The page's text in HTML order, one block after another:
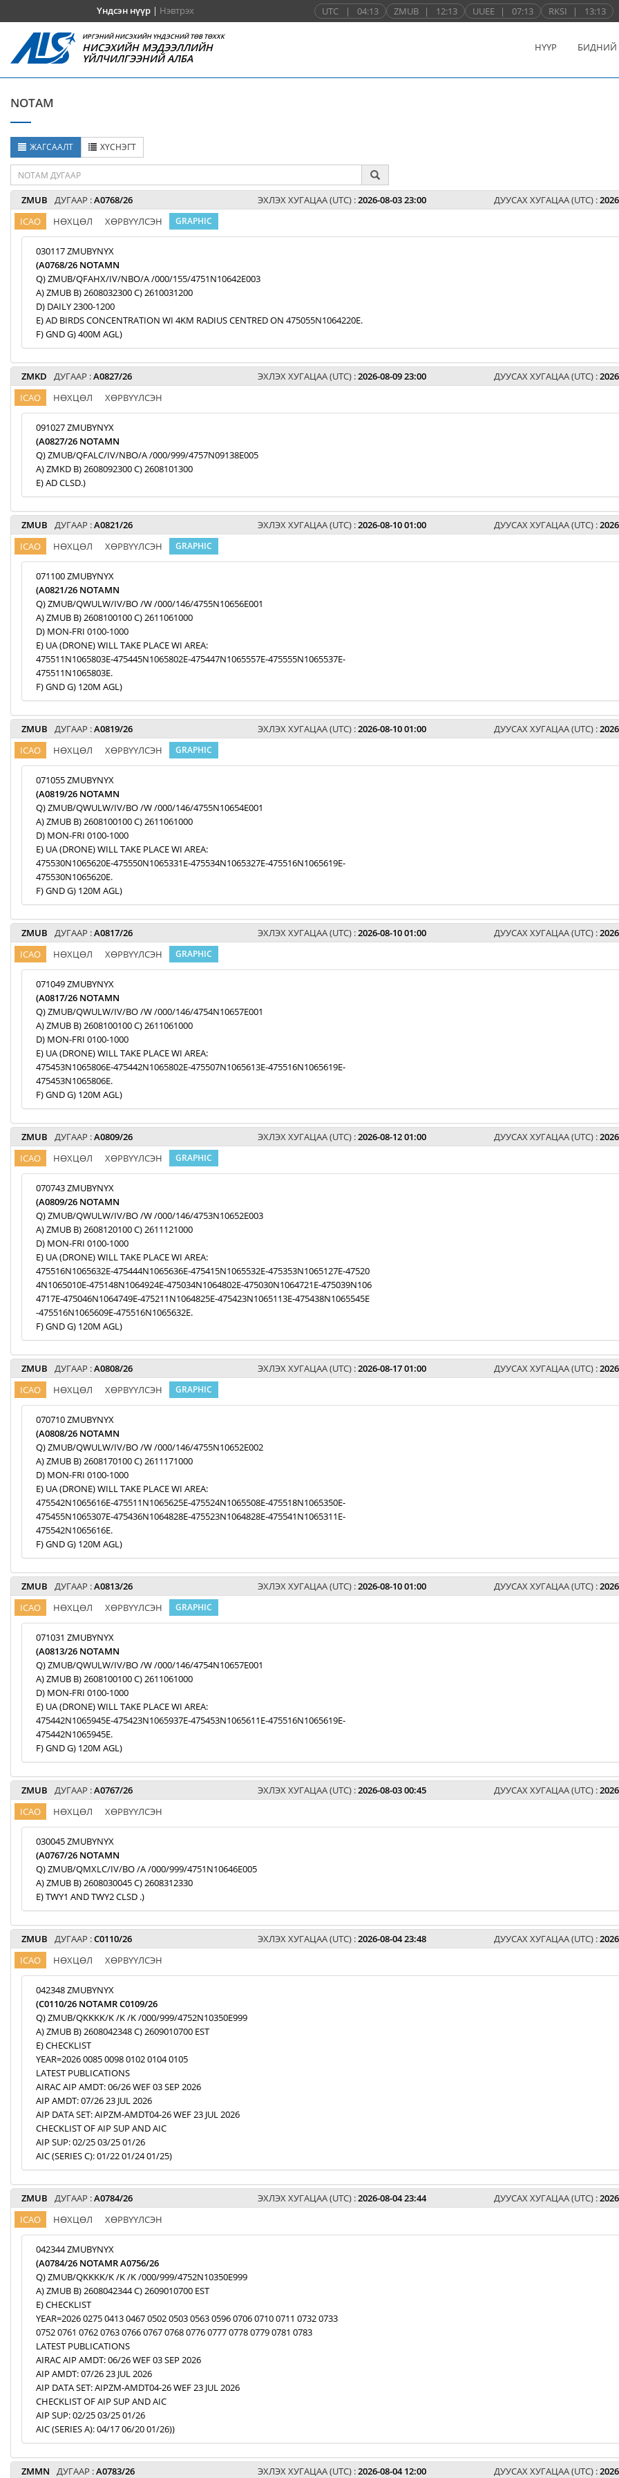
Үндсэн нүүр| Нэвтрэх UTC | 04:13 ZMUB | 12:13 UUEE | 07:13 RKSI | 13:13
ИРГЭНИЙ НИСЭХИЙН ҮНДЭСНИЙ ТӨВ ТӨХХК
НИСЭХИЙН МЭДЭЭЛЛИЙН
ҮЙЛЧИЛГЭЭНИЙ АЛБА
НҮҮР БИДНИЙ
NOTAM
ЖАГСААЛТ ХҮСНЭГТ
ZMUB ДУГААР :A0768/26 ЭХЛЭХ ХУГАЦАА (UTC) :2026-08-03 23:00 ДУУСАХ ХУГАЦАА (UTC) :
ICAO НӨХЦӨЛ ХӨРВҮҮЛСЭН GRAPHIC
030117 ZMUBYNYX
(A0768/26 NOTAMN
Q) ZMUB/QFAHX/IV/NBO/A /000/155/4751N10642E003
A) ZMUB B) 2608032300 C) 2610031200
D) DAILY 2300-1200
E) AD BIRDS CONCENTRATION WI 4KM RADIUS CENTRED ON 475055N1064220E.
F) GND G) 400M AGL)
ZMKD ДУГААР :A0827/26 ЭХЛЭХ ХУГАЦАА (UTC) :2026-08-09 23:00 ДУУСАХ ХУГАЦАА (UTC) :
ICAO НӨХЦӨЛ ХӨРВҮҮЛСЭН
091027 ZMUBYNYX
(A0827/26 NOTAMN
Q) ZMUB/QFALC/IV/NBO/A /000/999/4757N09138E005
A) ZMKD B) 2608092300 C) 2608101300
E) AD CLSD.)
ZMUB ДУГААР :A0821/26 ЭХЛЭХ ХУГАЦАА (UTC) :2026-08-10 01:00 ДУУСАХ ХУГАЦАА (UTC) :
ICAO НӨХЦӨЛ ХӨРВҮҮЛСЭН GRAPHIC
071100 ZMUBYNYX
(A0821/26 NOTAMN
Q) ZMUB/QWULW/IV/BO /W /000/146/4755N10656E001
A) ZMUB B) 2608100100 C) 2611061000
D) MON-FRI 0100-1000
E) UA (DRONE) WILL TAKE PLACE WI AREA:
475511N1065803E-475445N1065802E-475447N1065557E-475555N1065537E-
475511N1065803E.
F) GND G) 120M AGL)
ZMUB ДУГААР :A0819/26 ЭХЛЭХ ХУГАЦАА (UTC) :2026-08-10 01:00 ДУУСАХ ХУГАЦАА (UTC) :
ICAO НӨХЦӨЛ ХӨРВҮҮЛСЭН GRAPHIC
071055 ZMUBYNYX
(A0819/26 NOTAMN
Q) ZMUB/QWULW/IV/BO /W /000/146/4755N10654E001
A) ZMUB B) 2608100100 C) 2611061000
D) MON-FRI 0100-1000
E) UA (DRONE) WILL TAKE PLACE WI AREA:
475530N1065620E-475550N1065331E-475534N1065327E-475516N1065619E-
475530N1065620E.
F) GND G) 120M AGL)
ZMUB ДУГААР :A0817/26 ЭХЛЭХ ХУГАЦАА (UTC) :2026-08-10 01:00 ДУУСАХ ХУГАЦАА (UTC) :
ICAO НӨХЦӨЛ ХӨРВҮҮЛСЭН GRAPHIC
071049 ZMUBYNYX
(A0817/26 NOTAMN
Q) ZMUB/QWULW/IV/BO /W /000/146/4754N10657E001
A) ZMUB B) 2608100100 C) 2611061000
D) MON-FRI 0100-1000
E) UA (DRONE) WILL TAKE PLACE WI AREA:
475453N1065806E-475442N1065802E-475507N1065613E-475516N1065619E-
475453N1065806E.
F) GND G) 120M AGL)
ZMUB ДУГААР :A0809/26 ЭХЛЭХ ХУГАЦАА (UTC) :2026-08-12 01:00 ДУУСАХ ХУГАЦАА (UTC) :
ICAO НӨХЦӨЛ ХӨРВҮҮЛСЭН GRAPHIC
070743 ZMUBYNYX
(A0809/26 NOTAMN
Q) ZMUB/QWULW/IV/BO /W /000/146/4753N10652E003
A) ZMUB B) 2608120100 C) 2611121000
D) MON-FRI 0100-1000
E) UA (DRONE) WILL TAKE PLACE WI AREA:
475516N1065632E-475444N1065636E-475415N1065532E-475353N1065127E-47520
4N1065010E-475148N1064924E-475034N1064802E-475030N1064721E-475039N106
4717E-475046N1064749E-475211N1064825E-475423N1065113E-475438N1065545E
-475516N1065609E-475516N1065632E.
F) GND G) 120M AGL)
ZMUB ДУГААР :A0808/26 ЭХЛЭХ ХУГАЦАА (UTC) :2026-08-17 01:00 ДУУСАХ ХУГАЦАА (UTC) :
ICAO НӨХЦӨЛ ХӨРВҮҮЛСЭН GRAPHIC
070710 ZMUBYNYX
(A0808/26 NOTAMN
Q) ZMUB/QWULW/IV/BO /W /000/146/4755N10652E002
A) ZMUB B) 2608170100 C) 2611171000
D) MON-FRI 0100-1000
E) UA (DRONE) WILL TAKE PLACE WI AREA:
475542N1065616E-475511N1065625E-475524N1065508E-475518N1065350E-
475455N1065307E-475436N1064828E-475523N1064828E-475541N1065311E-
475542N1065616E.
F) GND G) 120M AGL)
ZMUB ДУГААР :A0813/26 ЭХЛЭХ ХУГАЦАА (UTC) :2026-08-10 01:00 ДУУСАХ ХУГАЦАА (UTC) :
ICAO НӨХЦӨЛ ХӨРВҮҮЛСЭН GRAPHIC
071031 ZMUBYNYX
(A0813/26 NOTAMN
Q) ZMUB/QWULW/IV/BO /W /000/146/4754N10657E001
A) ZMUB B) 2608100100 C) 2611061000
D) MON-FRI 0100-1000
E) UA (DRONE) WILL TAKE PLACE WI AREA:
475442N1065945E-475423N1065937E-475453N1065611E-475516N1065619E-
475442N1065945E.
F) GND G) 120M AGL)
ZMUB ДУГААР :A0767/26 ЭХЛЭХ ХУГАЦАА (UTC) :2026-08-03 00:45 ДУУСАХ ХУГАЦАА (UTC) :
ICAO НӨХЦӨЛ ХӨРВҮҮЛСЭН
030045 ZMUBYNYX
(A0767/26 NOTAMN
Q) ZMUB/QMXLC/IV/BO /A /000/999/4751N10646E005
A) ZMUB B) 2608030045 C) 2608312330
E) TWY1 AND TWY2 CLSD .)
ZMUB ДУГААР :C0110/26 ЭХЛЭХ ХУГАЦАА (UTC) :2026-08-04 23:48 ДУУСАХ ХУГАЦАА (UTC) :
ICAO НӨХЦӨЛ ХӨРВҮҮЛСЭН
042348 ZMUBYNYX
(C0110/26 NOTAMR C0109/26
Q) ZMUB/QKKKK/K /K /K /000/999/4752N10350E999
A) ZMUB B) 2608042348 C) 2609010700 EST
E) CHECKLIST
YEAR=2026 0085 0098 0102 0104 0105
LATEST PUBLICATIONS
AIRAC AIP AMDT: 06/26 WEF 03 SEP 2026
AIP AMDT: 07/26 23 JUL 2026
AIP DATA SET: AIPZM-AMDT04-26 WEF 23 JUL 2026
CHECKLIST OF AIP SUP AND AIC
AIP SUP: 02/25 03/25 01/26
AIC (SERIES C): 01/22 01/24 01/25)
ZMUB ДУГААР :A0784/26 ЭХЛЭХ ХУГАЦАА (UTC) :2026-08-04 23:44 ДУУСАХ ХУГАЦАА (UTC) :
ICAO НӨХЦӨЛ ХӨРВҮҮЛСЭН
042344 ZMUBYNYX
(A0784/26 NOTAMR A0756/26
Q) ZMUB/QKKKK/K /K /K /000/999/4752N10350E999
A) ZMUB B) 2608042344 C) 2609010700 EST
E) CHECKLIST
YEAR=2026 0275 0413 0467 0502 0503 0563 0596 0706 0710 0711 0732 0733
0752 0761 0762 0763 0766 0767 0768 0776 0777 0778 0779 0781 0783
LATEST PUBLICATIONS
AIRAC AIP AMDT: 06/26 WEF 03 SEP 2026
AIP AMDT: 07/26 23 JUL 2026
AIP DATA SET: AIPZM-AMDT04-26 WEF 23 JUL 2026
CHECKLIST OF AIP SUP AND AIC
AIP SUP: 02/25 03/25 01/26
AIC (SERIES A): 04/17 06/20 01/26))
ZMMN ДУГААР :A0783/26 ЭХЛЭХ ХУГАЦАА (UTC) :2026-08-04 12:00 ДУУСАХ ХУГАЦАА (UTC) :